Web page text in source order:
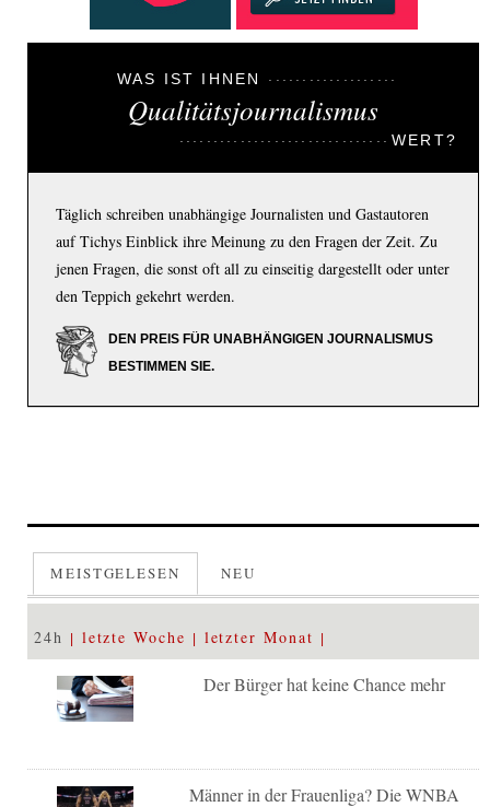
WAS IST IHNEN
Qualitätsjournalismus
WERT?
Täglich schreiben unabhängige Journalisten und Gastautoren
auf Tichys Einblick ihre Meinung zu den Fragen der Zeit. Zu
jenen Fragen, die sonst oft all zu einseitig dargestellt oder unter
den Teppich gekehrt werden.
DEN PREIS FÜR UNABHÄNGIGEN JOURNALISMUS
BESTIMMEN SIE.
MEISTGELESEN NEU
24h letzte Woche letzter Monat
Der Bürger hat keine Chance mehr
Männer in der Frauenliga? Die WNBA